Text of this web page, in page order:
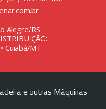
Alegre/RS
Cuiabá/MT
e outras Máquinas